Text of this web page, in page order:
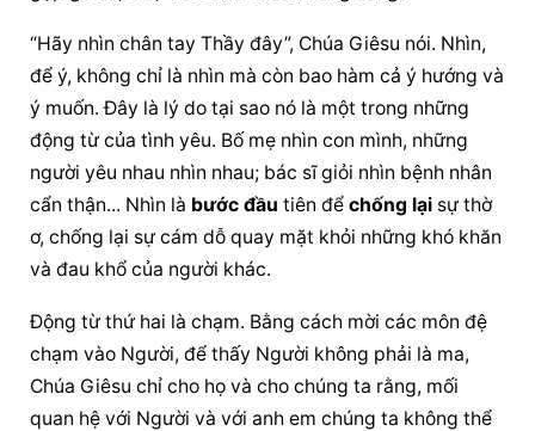
“Hãy nhìn chân tay Thầy đây”, Chúa Giêsu nói. Nhìn,
để ý, không chỉ là nhìn mà còn bao hàm cả ý hướng và
ý muốn. Đây là lý do tại sao nó là một trong những
động từ của tình yêu. Bố mẹ nhìn con mình, những
người yêu nhau nhìn nhau; bác sĩ giỏi nhìn bệnh nhân
cẩn thận... Nhìn là bước đầu tiên để chống lại sự thờ
ơ, chống lại sự cám dỗ quay mặt khỏi những khó khăn
và đau khổ của người khác.
Động từ thứ hai là chạm. Bằng cách mời các môn đệ
Chúa Giêsu chỉ cho họ và cho chúng ta rằng, mối
quan hệ với Người và với anh em chúng ta không thể